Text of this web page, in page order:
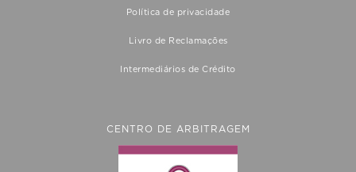
Política de privacidade
Livro de Reclamações
Intermediários de Crédito
CENTRO DE ARBITRAGEM